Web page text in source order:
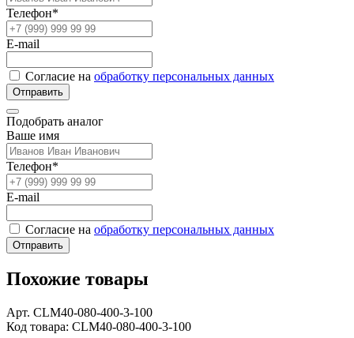
Телефон*
E-mail
Согласие на обработку персональных данных
Отправить
Подобрать аналог
Ваше имя
Телефон*
E-mail
Согласие на обработку персональных данных
Отправить
Похожие товары
Арт. CLM40-080-400-3-100
Код товара: CLM40-080-400-3-100